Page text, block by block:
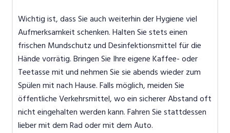
Wichtig ist, dass Sie auch weiterhin der Hygiene viel
Aufmerksamkeit schenken. Halten Sie stets einen
frischen Mundschutz und Desinfektionsmittel für die
Hände vorrätig. Bringen Sie Ihre eigene Kaffee- oder
Teetasse mit und nehmen Sie sie abends wieder zum
Spülen mit nach Hause. Falls möglich, meiden Sie
öffentliche Verkehrsmittel, wo ein sicherer Abstand oft
nicht eingehalten werden kann. Fahren Sie stattdessen
lieber mit dem Rad oder mit dem Auto.